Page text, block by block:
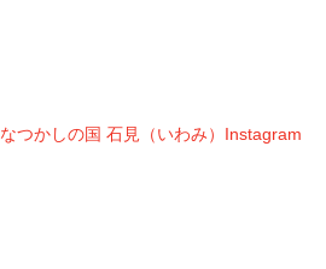
なつかしの国 石見（いわみ）Instagram